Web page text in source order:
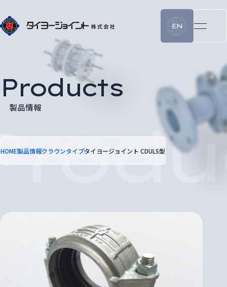
EN
Products
製品情報
HOME製品情報クラウンタイプタイヨージョイント CDULS型